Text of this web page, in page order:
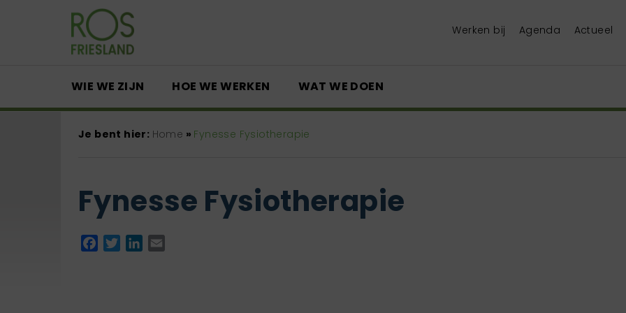
Werken bij Agenda Actueel
WIE WE ZIJN HOE WE WERKEN WAT WE DOEN
Je bent hier: Home » Fynesse Fysiotherapie
Fynesse Fysiotherapie
Facebook
TwitterLinkedIn